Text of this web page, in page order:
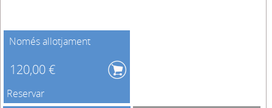
Només allotjament
120,00 €
Reservar